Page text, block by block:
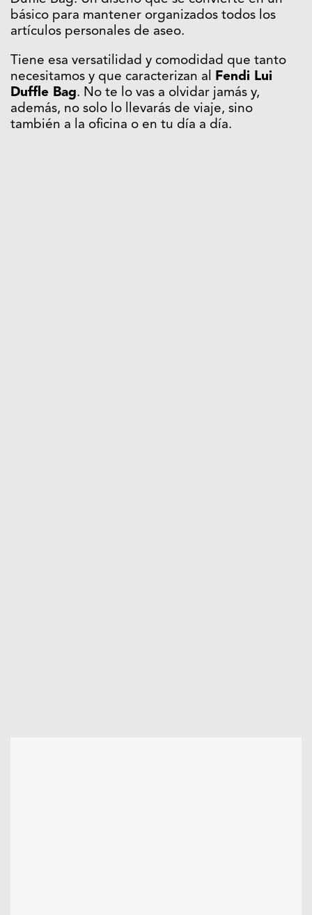
básico para mantener organizados todos los
artículos personales de aseo.
Tiene esa versatilidad y comodidad que tanto
necesitamos y que caracterizan al Fendi Lui
Duffle Bag. No te lo vas a olvidar jamás y,
además, no solo lo llevarás de viaje, sino
también a la oficina o en tu día a día.